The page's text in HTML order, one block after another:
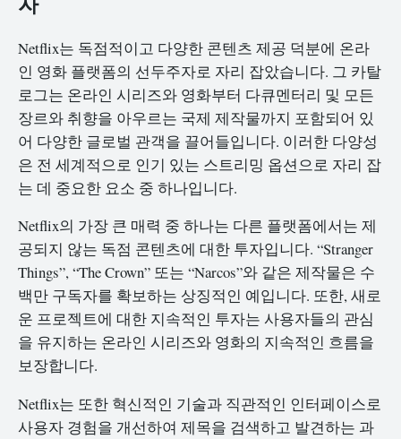
Netflix는 독점적이고 다양한 콘텐츠 제공 덕분에 온라
인 영화 플랫폼의 선두주자로 자리 잡았습니다. 그 카탈
로그는 온라인 시리즈와 영화부터 다큐멘터리 및 모든
장르와 취향을 아우르는 국제 제작물까지 포함되어 있
어 다양한 글로벌 관객을 끌어들입니다. 이러한 다양성
은 전 세계적으로 인기 있는 스트리밍 옵션으로 자리 잡
는 데 중요한 요소 중 하나입니다.
Netflix의 가장 큰 매력 중 하나는 다른 플랫폼에서는 제
공되지 않는 독점 콘텐츠에 대한 투자입니다. “Stranger
Things”, “The Crown” 또는 “Narcos”와 같은 제작물은 수
백만 구독자를 확보하는 상징적인 예입니다. 또한, 새로
운 프로젝트에 대한 지속적인 투자는 사용자들의 관심
을 유지하는 온라인 시리즈와 영화의 지속적인 흐름을
보장합니다.
Netflix는 또한 혁신적인 기술과 직관적인 인터페이스로
사용자 경험을 개선하여 제목을 검색하고 발견하는 과